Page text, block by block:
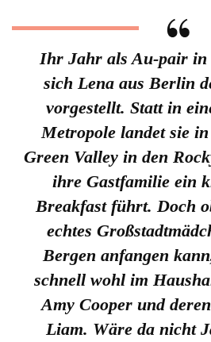
Ihr Jahr als Au-pair in
sich Lena aus Berlin
vorgestellt. Statt in
Metropole landet sie
Green Valley in den
ihre Gastfamilie ein
Breakfast führt. Doch
echtes
Bergen anfangen
schnell wohl im
Amy Cooper und
Liam. Wäre da nicht